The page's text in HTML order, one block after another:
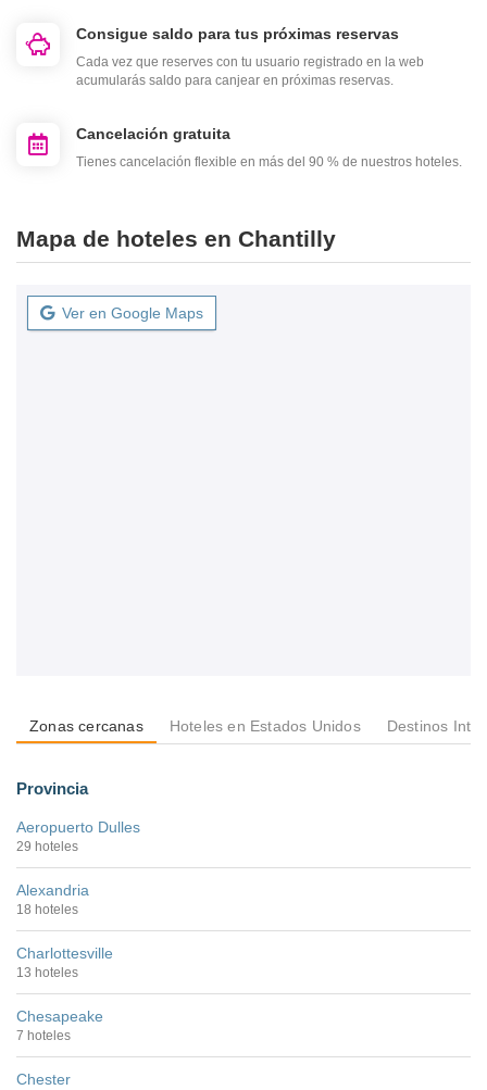
Consigue saldo para tus próximas reservas
Cada vez que reserves con tu usuario registrado en la web
acumularás saldo para canjear en próximas reservas.
Cancelación gratuita
Tienes cancelación flexible en más del 90 % de nuestros hoteles.
Mapa de hoteles en Chantilly
Ver en Google Maps
Zonas cercanas Hoteles en Estados Unidos Destinos
Provincia
Aeropuerto Dulles
29 hoteles
Alexandria
18 hoteles
Charlottesville
13 hoteles
Chesapeake
7 hoteles
Chester